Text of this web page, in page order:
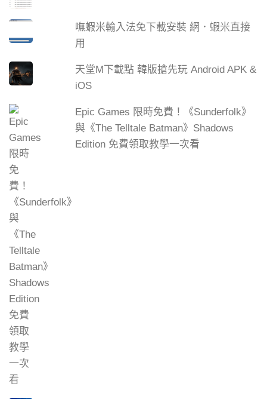
嘸蝦米輸入法免下載安裝 網．蝦米直接
用
天堂M下載點 韓版搶先玩 Android APK &
iOS
Epic Games 限時免費！《Sunderfolk》
與《The Telltale Batman》Shadows
Edition 免費領取教學一次看